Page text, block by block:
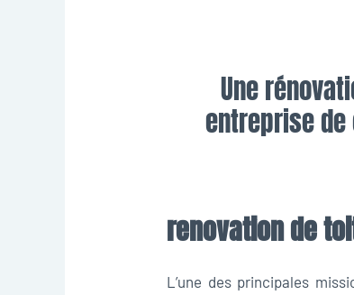
Une
entreprise
renovation de
L’une des principales